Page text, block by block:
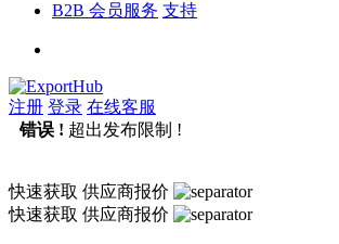
B2B 会员服务 支持
注册 登录 在线客服
错误 ! 超出发布限制 !
快速获取 供应商报价
快速获取 供应商报价